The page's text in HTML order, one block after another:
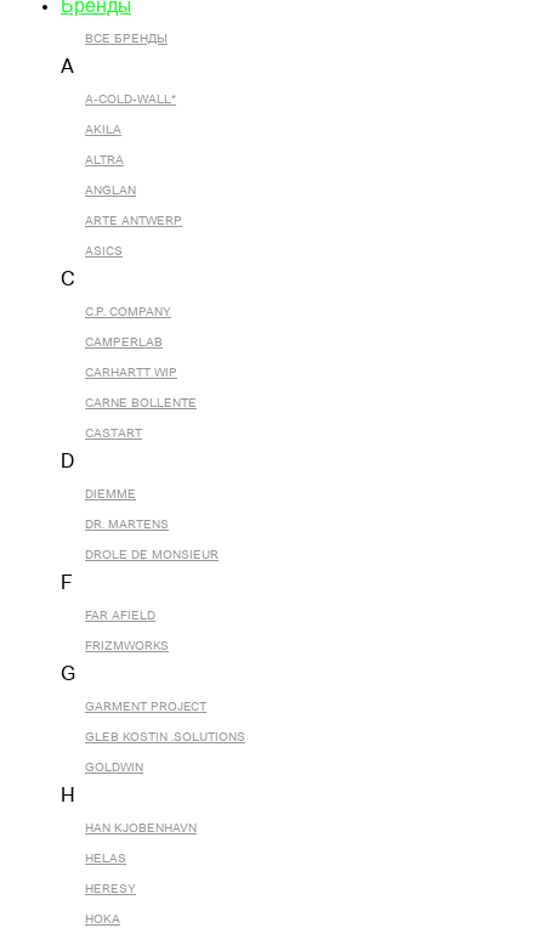
Бренды
ВСЕ БРЕНДЫ
A
A-COLD-WALL*
AKILA
ALTRA
ANGLAN
ARTE ANTWERP
ASICS
C
C.P. COMPANY
CAMPERLAB
CARHARTT WIP
CARNE BOLLENTE
CASTART
D
DIEMME
DR. MARTENS
DROLE DE MONSIEUR
F
FAR AFIELD
FRIZMWORKS
G
GARMENT PROJECT
GLEB KOSTIN .SOLUTIONS
GOLDWIN
H
HAN KJOBENHAVN
HELAS
HERESY
HOKA